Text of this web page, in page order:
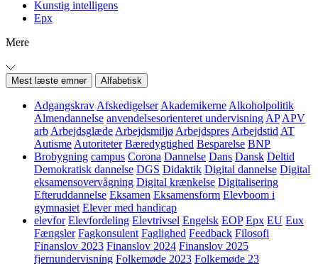
Kunstig intelligens
Epx
Mere
Mest læste emner Alfabetisk
Adgangskrav Afskedigelser Akademikerne Alkoholpolitik
Almendannelse anvendelsesorienteret undervisning AP APV
arb Arbejdsglæde Arbejdsmiljø Arbejdspres Arbejdstid AT
Autisme Autoriteter Bæredygtighed Besparelse BNP
Brobygning campus Corona Dannelse Dans Dansk Deltid
Demokratisk dannelse DGS Didaktik Digital dannelse Digital
eksamensovervågning Digital krænkelse Digitalisering
Efteruddannelse Eksamen Eksamensform Elevboom i
gymnasiet Elever med handicap
elevfor Elevfordeling Elevtrivsel Engelsk EOP Epx EU Eux
Fængsler Fagkonsulent Faglighed Feedback Filosofi
Finanslov 2023 Finanslov 2024 Finanslov 2025
fjernundervisning Folkemøde 2023 Folkemøde 23